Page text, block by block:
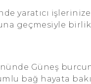
yaratıcı
geçmesiyle
Güneş
bağ hayata